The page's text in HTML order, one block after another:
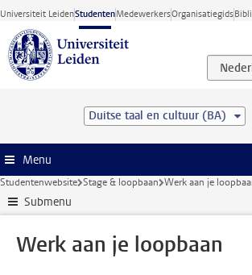
Ga direct naar de inhoud
Universiteit LeidenStudentenMedewerkersOrganisatiegids
Duitse taal en cultuur (BA)
Menu
Studentenwebsite Stage & loopbaan Werk aan je
Submenu
Werk aan je loopbaan